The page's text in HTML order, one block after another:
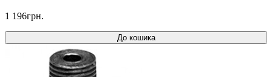
1 196грн.
До кошика